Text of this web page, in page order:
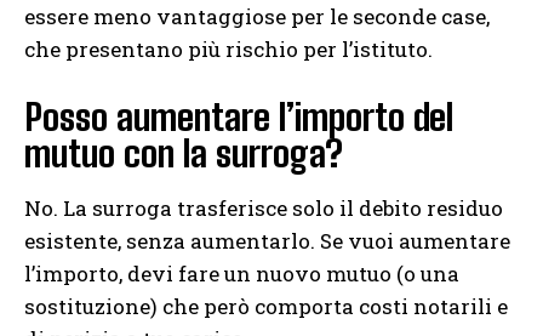
essere meno vantaggiose per le seconde case,
che presentano più rischio per l’istituto.
Posso aumentare l’importo del
mutuo con la surroga?
No. La surroga trasferisce solo il debito residuo
esistente, senza aumentarlo. Se vuoi aumentare
l’importo, devi fare un nuovo mutuo (o una
sostituzione) che però comporta costi notarili e